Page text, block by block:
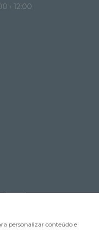
› 12:00
personalizar conteúdo e